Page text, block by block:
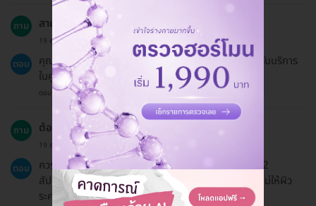
ถาม สามารถจองแพ็กเกจให้กับคนอื่นได้หรือไม่?
19 ธ.ค. 2024
ตอบ
คุณสามารถจองแพ็กเกจให้กับบุคคลอื่นได้โดยระบุชื่อผู้รับบริการ
ในคูปอง
ตอบโดยทีมงาน HD
ถาม ต้องเตรียมตัวอย่างไรบ้างก่อนทำเลเซอร์?
19 ธ.ค. 2024
ตอบ
ควรงดการถอนขนหรือโกนขนก่อนทำเลเซอร์อย่างน้อย 2
สัปดาห์ และหลีกเลี่ยงการ exposure ต่อแสงแดดเพื่อไม่ให้ผิว
ระคายเคือง